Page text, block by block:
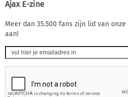
Ajax E-zine
Meer dan 35.500 fans zijn lid van
aan!